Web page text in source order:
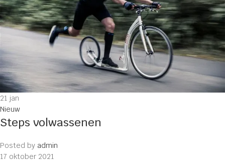
21 jan
Nieuw
Steps volwassenen
Posted by admin
17 oktober 2021